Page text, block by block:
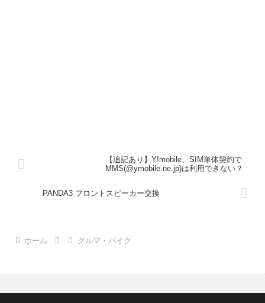
【追記あり】Y!mobile、SIM単体契約で
MMS(@ymobile.ne.jp)は利用できない？
PANDA3 フロントスピーカー交換
ホーム クルマ・バイク